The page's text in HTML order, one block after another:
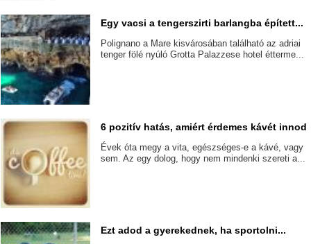
Egy vacsi a tengerszirti barlangba épített...
Polignano a Mare kisvárosában található az adriai
tenger fölé nyúló Grotta Palazzese hotel étterme...
6 pozitív hatás, amiért érdemes kávét innod
Évek óta megy a vita, egészséges-e a kávé, vagy
sem. Az egy dolog, hogy nem mindenki szereti a...
Ezt adod a gyerekednek, ha sportolni...